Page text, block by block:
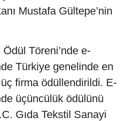
Mustafa Gültepe’nin
Ödül Töreni’nde e-
Türkiye genelinde en
firma ödüllendirildi. E-
üçüncülük ödülünü
Gıda Tekstil Sanayi